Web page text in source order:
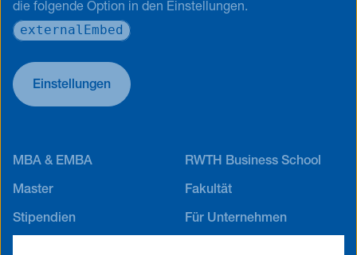
die folgende Option in den Einstellungen.
externalEmbed
Einstellungen
MBA & EMBA RWTH Business School
Master Fakultät
Stipendien Für Unternehmen